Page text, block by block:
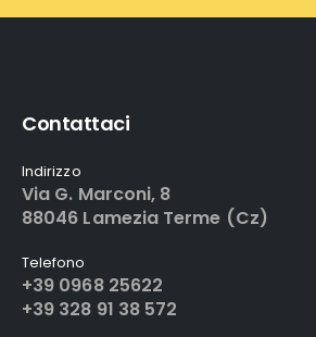
Contattaci
Indirizzo
Via G. Marconi, 8
88046 Lamezia Terme (Cz)
Telefono
+39 0968 25622
+39 328 91 38 572